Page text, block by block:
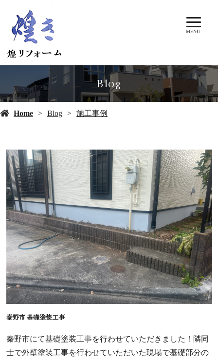
MENU
Blog
Home Blog 施工事例
秦野市 基礎塗装工事
秦野市にて基礎塗装工事を行わせていただきました！隣同
士で外壁塗装工事を行わせていただいた現場で基礎部分の